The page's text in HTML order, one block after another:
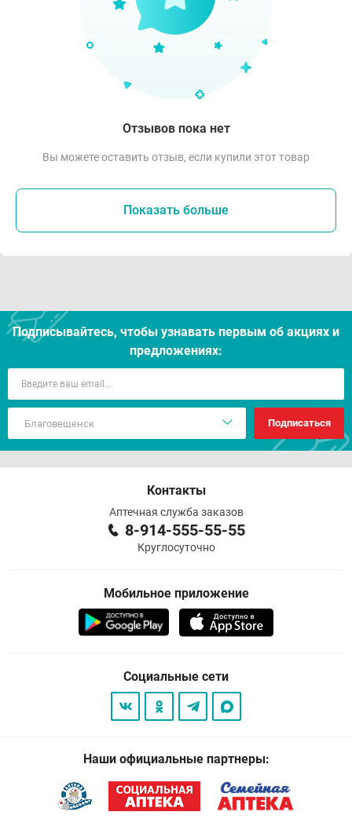
Отзывов пока нет
Вы можете оставить отзыв, если купили этот товар
Показать больше
Подписывайтесь, чтобы узнавать первым об акцияx и
предложениях:
Подписаться
Контакты
Аптечная служба заказов
8-914-555-55-55
Круглосуточно
Мобильное приложение
Социальные сети
Наши официальные партнеры: